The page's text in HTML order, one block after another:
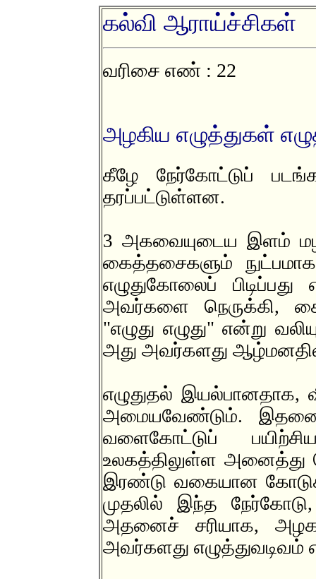
கல்வி ஆராய்ச்சிகள்
வரிசை எண் : 22
அழகிய எழுத்துகள்
கீழே நேர்கோட்டுப்
தரப்பட்டுள்ளன.
3 அகவையுடைய இளம்
கைத்தசைகளும்
எழுதுகோலைப்
அவர்களை நெருக்கி,
"எழுது எழுது" என்று
அது அவர்களது
எழுதுதல் இயல்பானதாக,
அமையவேண்டும். இதனைத்
வளைகோட்டுப்
உலகத்திலுள்ள அனைத்து
இரண்டு வகையான
முதலில் இந்த
அதனைச் சரியாக,
அவர்களது